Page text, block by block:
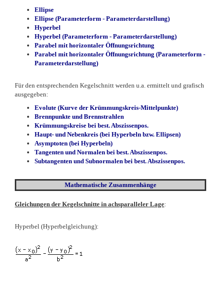
Ellipse
Ellipse (Parameterform - Parameterdarstellung)
Hyperbel
Hyperbel (Parameterform - Parameterdarstellung)
Parabel mit horizontaler Öffnungsrichtung
Parabel mit horizontaler Öffnungsrichtung (Parameterform -
Parameterdarstellung)
Für den entsprechenden Kegelschnitt werden u.a. ermittelt und grafisch
ausgegeben:
Evolute (Kurve der Krümmungskreis-Mittelpunkte)
Brennpunkte und Brennstrahlen
Krümmungskreise bei best. Abszissenpos.
Haupt- und Nebenkreis (bei Hyperbeln bzw. Ellipsen)
Asymptoten (bei Hyperbeln)
Tangenten und Normalen bei best. Abszissenpos.
Subtangenten und Subnormalen bei best. Abszissenpos.
Mathematische Zusammenhänge
Gleichungen der Kegelschnitte in achsparalleler Lage:
Hyperbel (Hyperbelgleichung):